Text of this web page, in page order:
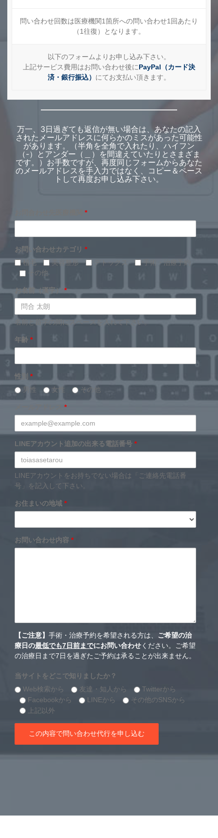
問い合わせ回数は医療機関1箇所への問い合わせ1回あたり
（1往復）となります。
以下のフォームよりお申し込み下さい。
上記サービス費用はお問い合わせ後にPayPal（カード決
済・銀行振込） にてお支払い頂きます。
万一、3日過ぎても返信が無い場合は、あなたの記入
されたメールアドレスに何らかのミスがあった可能性
があります。（半角を全角で入れたり、ハイフン
（-）とアンダー（＿）を間違えていたりとさまざま
です。）お手数ですが、再度同じフォームからあなた
のメールアドレスを手入力ではなく、コピー＆ペース
トして再度お申し込み下さい。
*
お問い合わせカテゴリ *
植毛
美容整形 デトックス
手術・治療予約
その他
お名前（漢字） *
名前と苗字の間にスペースを入れて下さい。
年齢 *
性別 *
男性
女性 その他
*
LINEアカウント追加の出来る電話番号 *
LINEアカウントをお持ちでない場合は「ご連絡先電話番
号」を記入して下さい。
お住まいの地域 *
お問い合わせ内容 *
【ご注意】 手術・治療予約を希望される方は、 ご希望の治
療日の最低でも7日前までにお問い合わせください。ご希望
の治療日まで7日を過ぎたご予約は承ることが出来ません。
当サイトをどこで知りましたか？
Web検索から
友達・知人から
Twitterから
Facebookから
LINEから
その他のSNSから
上記以外